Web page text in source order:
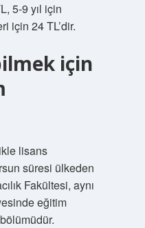
5-9 yıl için
için 24 TL’dir.
için
lisans
süresi ülkeden
Fakültesi, aynı
eğitim